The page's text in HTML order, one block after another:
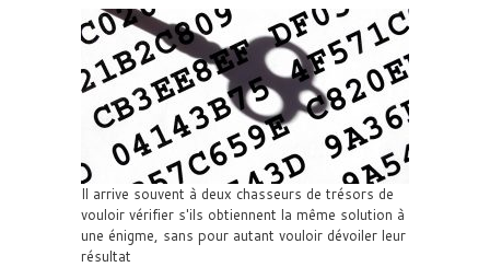
Il arrive souvent à deux chasseurs de trésors de
vouloir vérifier s'ils obtiennent la même solution à
une énigme, sans pour autant vouloir dévoiler leur
résultat